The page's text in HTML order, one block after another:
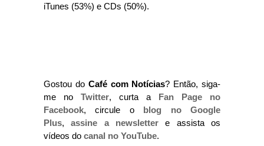
iTunes (53%) e CDs (50%).
Gostou do Café com Notícias? Então, siga-
me no Twitter, curta a Fan Page no
Facebook, circule o blog no Google
Plus,assine a newsletter e assista os
vídeos do canal no YouTube.